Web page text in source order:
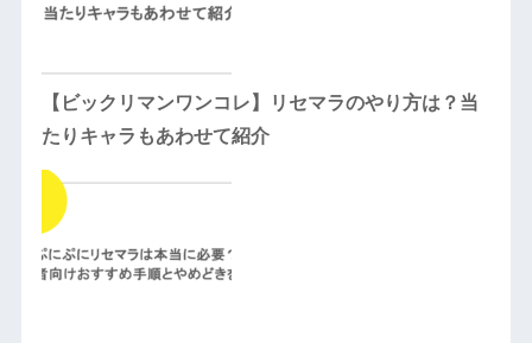
【ビックリマンワンコレ】リセマラのやり方は？当
たりキャラもあわせて紹介